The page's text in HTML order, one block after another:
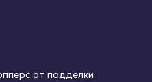
от подделки